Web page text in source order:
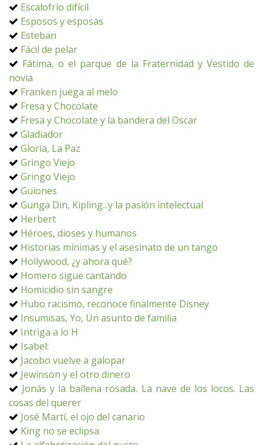
Escalofrío difícil
Esposos y esposas
Esteban
Fácil de pelar
Fátima, o el parque de la Fraternidad y Vestido de
novia
Franken juega al melo
Fresa y Chocolate
Fresa y Chocolate y la bandera del Oscar
Gladiador
Gloria, La Paz
Gringo Viejo
Gringo Viejo
Guiones
Gunga Din, Kipling...y la pasión intelectual
Herbert
Héroes, dioses y humanos
Historias mínimas y el asesinato de un tango
Hollywood, ¿y ahora qué?
Homero sigue cantando
Homicidio sin sangre
Hubo racismo, reconoce finalmente Disney
Insumisas, Yo, Un asunto de familia
Intriga a lo H
Isabel:
Jacobo vuelve a galopar
Jewinson y el otro dinero
Jonás y la ballena rosada. La nave de los locos. Las
cosas del querer
José Martí, el ojo del canario
King no se eclipsa